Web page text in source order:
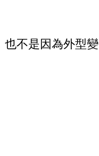
不是因為外型變